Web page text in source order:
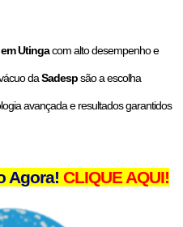
Utingacom alto desempenho e
daSadespsão a escolha
avançada e resultados garantidos
Agora! CLIQUE AQUI!